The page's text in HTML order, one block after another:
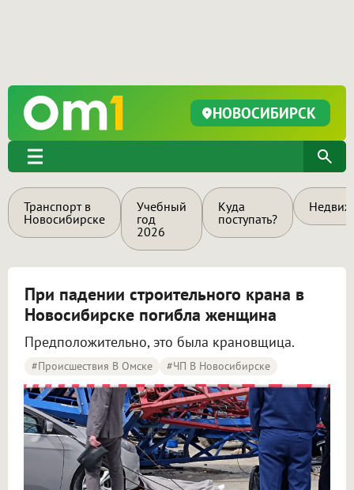
НОВОСИБИРСК
Транспорт в
Новосибирске
Учебный
год
2026
Куда
поступать?
При падении строительного крана в
Новосибирске погибла женщина
Предположительно, это была крановщица.
#Происшествия В Омске #ЧП В Новосибирске